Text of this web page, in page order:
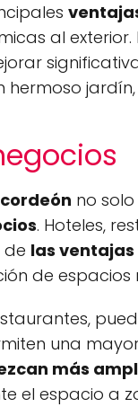
al
hermoso
no
. Hoteles,
de las
de
una
más
el espacio a